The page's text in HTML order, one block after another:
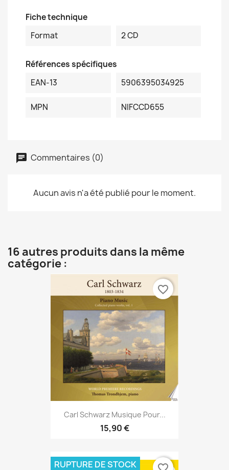
Fiche technique
Format
2 CD
Références spécifiques
EAN-13
5906395034925
MPN NIFCCD655
Commentaires (0)
Aucun avis n'a été publié pour le moment.
16 autres produits dans la même
catégorie :
Carl Schwarz Musique Pour...
15,90 €
favorite_border
RUPTURE DE STOCK